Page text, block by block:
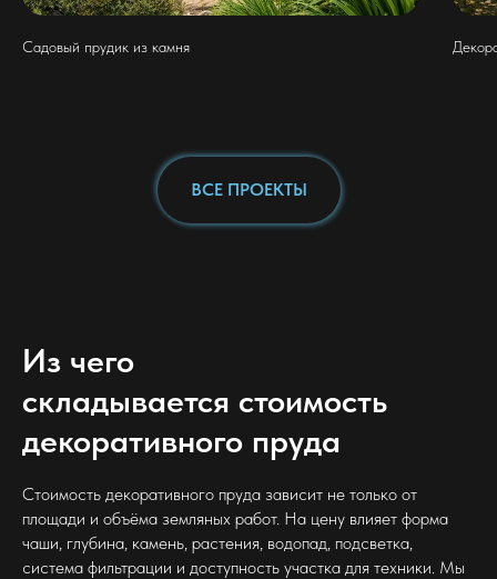
Садовый прудик из камня
ВСЕ ПРОЕКТЫ
Из чего
складывается стоимость
декоративного пруда
Стоимость декоративного пруда зависит не только от
площади и объёма земляных работ. На цену влияет форма
чаши, глубина, камень, растения, водопад, подсветка,
система фильтрации и доступность участка для техники. Мы